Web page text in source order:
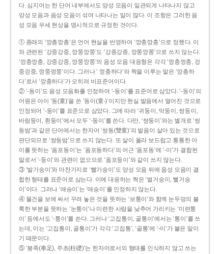
다. 심지어는 한 단어 내부에서도 양성 모음이 일관되게 나타나지 않고
양성 모음과 음성 모음이 섞여 나타나는 일이 많다. 이 조항은 그러한 음
성 모음 우세 현상을 명시적으로 규정한 것이다.
① 종래의 ‘깡총깡총’은 언어 현실을 반영하여 ‘깡충깡충’으로 정했다. 이
와 관련된 ‘강중강중, 깡쭝깡쭝’도 ‘강종강종, 깡쫑깡쫑’으로 쓰지 않는다.
‘깡충깡충, 강중강중, 깡쭝깡쭝’의 음성 모음 대응형은 각각 ‘껑충껑충, 겅
중겅중, 껑쭝껑쭝’이다. 그러나 ‘ 껑충하다’와 짝을 이루는 말은 ‘깡총하
다’로서 ‘깡충하다’가 오히려 비표준어이다.
② ‘-동이’도 음성 모음화를 인정하여 ‘-둥이’를 표준어로 삼았다. ‘-둥이’의
어원은 아이 ‘동(童)’을 쓴 ‘동이(童-)’이지만 현실 발음에서 멀어진 것으로
인정되어 ‘-둥이’를 표준으로 삼았다. 그에 따라 ‘귀둥이, 막둥이, 쌍둥이,
바람둥이, 흰둥이’에서 모두 ‘-둥이’를 쓴다. 다만, ‘쌍둥이’와는 별개로 ‘쌍
동밤’과 같은 단어에서는 한자어 ‘쌍동(雙童)’의 발음이 살아 있는 것으로
판단되므로 ‘쌍둥밤’으로 쓰지 않는다. 또 살이 올라 보드랍고 통통한 아
이를 뜻하는 ‘옴포동이’는 ‘옴포동하다’의 어근 ‘옴포동’에 ‘-이’가 결합된
말로서 ‘-둥이’와 관련이 없으므로 ‘옴포둥이’와 같이 쓰지 않는다.
③ ‘발가숭이’와 마찬가지로 ‘빨가숭이’도 양성 모음 뒤에 음성 모음이 결
합한 형태를 표준어로 삼는다. 이에 대응하는 짝은 ‘벌거숭이, 뻘거숭
이’이다. 그러나 ‘애송이’는 ‘애숭이’를 인정하지 않는다.
④ 물건을 보에 싸서 꾸려 놓은 것을 뜻하는 ‘보퉁이’와 함께 눈두덩의 불
룩한 부분을 뜻하는 ‘눈퉁이’나 미련한 사람을 낮추어 가리키는 ‘미련퉁
이’ 등에서도 ‘-퉁이’를 쓴다. 그러나 ‘고집통이, 골통이’에서는 ‘통이’를 쓰
는데, 이는 ‘고집통이, 골통이’가 각각 ‘고집통’, ‘골통’에 ‘-이’가 붙은 말이
기 때문이다.
⑤ ‘봉족(奉足), 주초(柱礎)’는 한자어로서의 형태를 인식하지 않고 쓰는